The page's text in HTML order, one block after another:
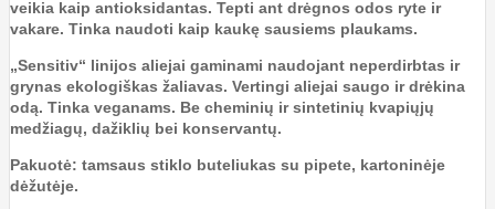
veikia kaip antioksidantas. Tepti ant drėgnos odos ryte ir
vakare. Tinka naudoti kaip kaukę sausiems plaukams.
„Sensitiv“ linijos aliejai gaminami naudojant neperdirbtas ir
grynas ekologiškas žaliavas. Vertingi aliejai saugo ir drėkina
odą. Tinka veganams. Be cheminių ir sintetinių kvapiųjų
medžiagų, dažiklių bei konservantų.
Pakuotė: tamsaus stiklo buteliukas su pipete, kartoninėje
dėžutėje.